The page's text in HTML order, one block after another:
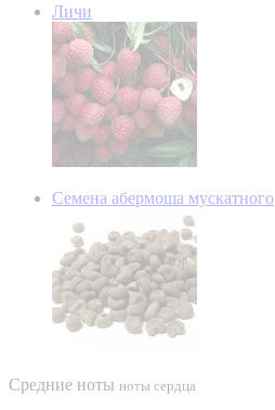
Личи
Семена абермоша мускатного
Средние ноты ноты сердца